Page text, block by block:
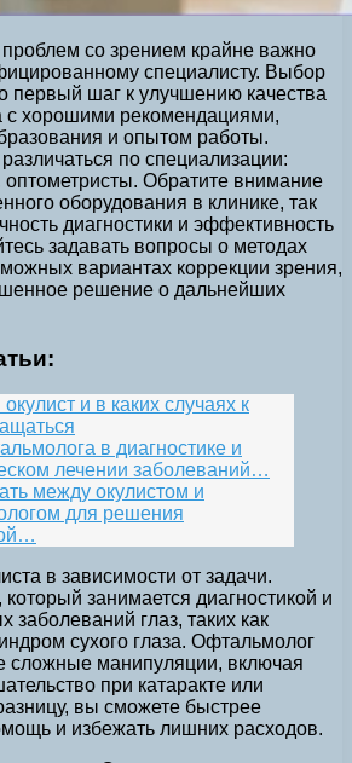
со зрением крайне важно
специалисту. Выбор
первый шаг к улучшению качества
хорошими рекомендациями,
и опытом работы.
по специализации:
оптометристы. Обратите внимание
оборудования в клинике, так
диагностики и эффективность
задавать вопросы о методах
вариантах коррекции зрения,
решение о дальнейших
окулист и в каких случаях к
в диагностике и
лечении заболеваний…
между окулистом и
для решения
в зависимости от задачи.
занимается диагностикой и
заболеваний глаз, таких как
сухого глаза. Офтальмолог
сложные манипуляции, включая
при катаракте или
вы сможете быстрее
и избежать лишних расходов.